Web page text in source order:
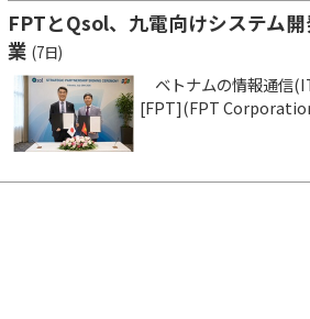
FPTとQsol、九電向けシステム
業 (7日)
ベトナムの情報通信
[FPT](FPT